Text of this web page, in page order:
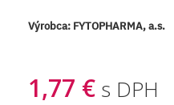
Výrobca: FYTOPHARMA, a.s.
1,77 € s DPH